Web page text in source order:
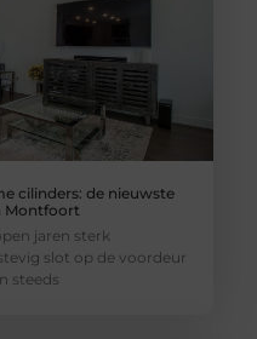
cilinders: de nieuwste
Montfoort
jaren sterk
slot op de voordeur
steeds